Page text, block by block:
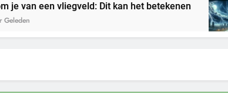
een vliegveld: Dit kan het betekenen